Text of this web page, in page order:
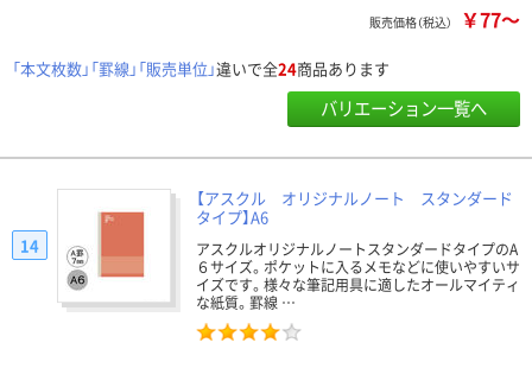
販売価格（税込） ￥77～
「本文枚数」「罫線」「販売単位」違いで全24商品あります
バリエーション一覧へ
【アスクル オリジナルノート スタンダード
タイプ】A6
アスクルオリジナルノートスタンダードタイプのA
６サイズ。ポケットに入るメモなどに使いやすいサ
イズです。様々な筆記用具に適したオールマイティ
な紙質。罫線 …
14